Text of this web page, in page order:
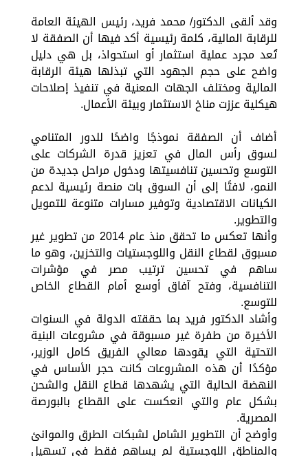
وقد ألقى الدكتور/ محمد فريد، رئيس الهيئة العامة
للرقابة المالية، كلمة رئيسية أكد فيها أن الصفقة لا
تُعد مجرد عملية استثمار أو استحواذ، بل هي دليل
واضح على حجم الجهود التي تبذلها هيئة الرقابة
المالية ومختلف الجهات المعنية في تنفيذ إصلاحات
هيكلية عززت مناخ الاستثمار وبيئة الأعمال.
أضاف أن الصفقة نموذجًا واضحًا للدور المتنامي
لسوق رأس المال في تعزيز قدرة الشركات على
التوسع وتحسين تنافسيتها ودخول مراحل جديدة من
النمو، لافتًا إلى أن السوق بات منصة رئيسية لدعم
الكيانات الاقتصادية وتوفير مسارات متنوعة للتمويل
والتطوير.
وأنها تعكس ما تحقق منذ عام 2014 من تطوير غير
مسبوق لقطاع النقل واللوجستيات والتخزين، وهو ما
ساهم في تحسين ترتيب مصر في مؤشرات
التنافسية، وفتح آفاق أوسع أمام القطاع الخاص
للتوسع.
وأشاد الدكتور فريد بما حققته الدولة في السنوات
الأخيرة من طفرة غير مسبوقة في مشروعات البنية
التحتية التي يقودها معالي الفريق كامل الوزير،
مؤكدًا أن هذه المشروعات كانت حجر الأساس في
النهضة الحالية التي يشهدها قطاع النقل والشحن
بشكل عام والتي انعكست على القطاع بالبورصة
المصرية.
وأوضح أن التطوير الشامل لشبكات الطرق والموانئ
والمناطق اللوجستية لم يساهم فقط في تسهيل